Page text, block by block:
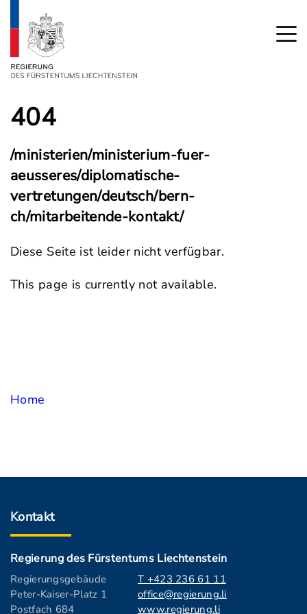
404
/ministerien/ministerium-fuer-
aeusseres/diplomatische-
vertretungen/deutsch/bern-
ch/mitarbeitende-kontakt/
Diese Seite ist leider nicht verfügbar.
This page is currently not available.
Home
Kontakt
Regierung des Fürstentums Liechtenstein
Regierungsgebäude
Peter-Kaiser-Platz 1
Postfach 684
T +423 236 61 11
office@regierung.li
www.regierung.li